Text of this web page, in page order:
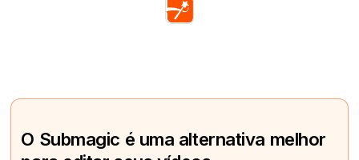
O Submagic é uma alternativa melhor